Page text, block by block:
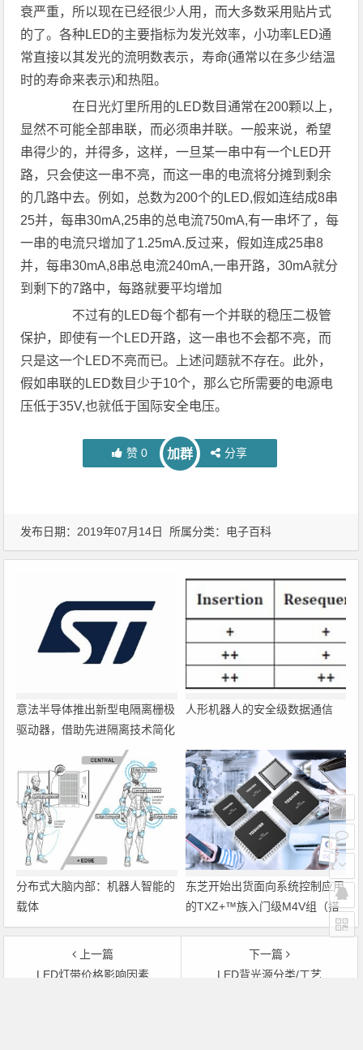
衰严重，所以现在已经很少人用，而大多数采用贴片式
的了。各种LED的主要指标为发光效率，小功率LED通
常直接以其发光的流明数表示，寿命(通常以在多少结温
时的寿命来表示)和热阻。
在日光灯里所用的LED数目通常在200颗以上，
显然不可能全部串联，而必须串并联。一般来说，希望
串得少的，并得多，这样，一旦某一串中有一个LED开
路，只会使这一串不亮，而这一串的电流将分摊到剩余
的几路中去。例如，总数为200个的LED,假如连结成8串
25并，每串30mA,25串的总电流750mA,有一串坏了，每
一串的电流只增加了1.25mA.反过来，假如连成25串8
并，每串30mA,8串总电流240mA,一串开路，30mA就分
到剩下的7路中，每路就要平均增加
不过有的LED每个都有一个并联的稳压二极管
保护，即使有一个LED开路，这一串也不会都不亮，而
只是这一个LED不亮而已。上述问题就不存在。此外，
假如串联的LED数目少于10个，那么它所需要的电源电
压低于35V,也就低于国际安全电压。
赞 0 加群 分享
发布日期：2019年07月14日 所属分类： 电子百科
意法半导体推出新型电隔离栅极
驱动器，借助先进隔离技术简化
人形机器人的安全级数据通信
分布式大脑内部：机器人智能的
载体
东芝开始出货面向系统控制应用
的TXZ+™族入门级M4V组（搭
载Arm Cortex‑M4内核的标准微
控制器）工程样品
上一篇
LED灯带价格影响因素
下一篇
LED背光源分类/工艺